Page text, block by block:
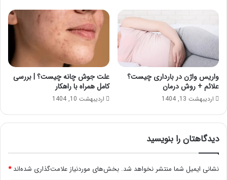
واریس واژن در بارداری چیست؟
علائم + روش درمان
اردیبهشت 13, 1404
علت جوش چانه چیست؟ | بررسی
کامل همراه با راهکار
اردیبهشت 10, 1404
دیدگاهتان را بنویسید
نشانی ایمیل شما منتشر نخواهد شد. بخش‌های موردنیاز علامت‌گذاری شده‌اند*